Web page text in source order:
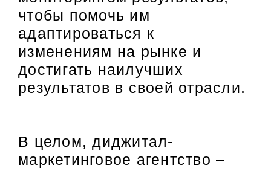
чтобы помочь им
адаптироваться к
изменениям на рынке и
достигать наилучших
результатов в своей отрасли.
В целом, диджитал-
маркетинговое агентство –